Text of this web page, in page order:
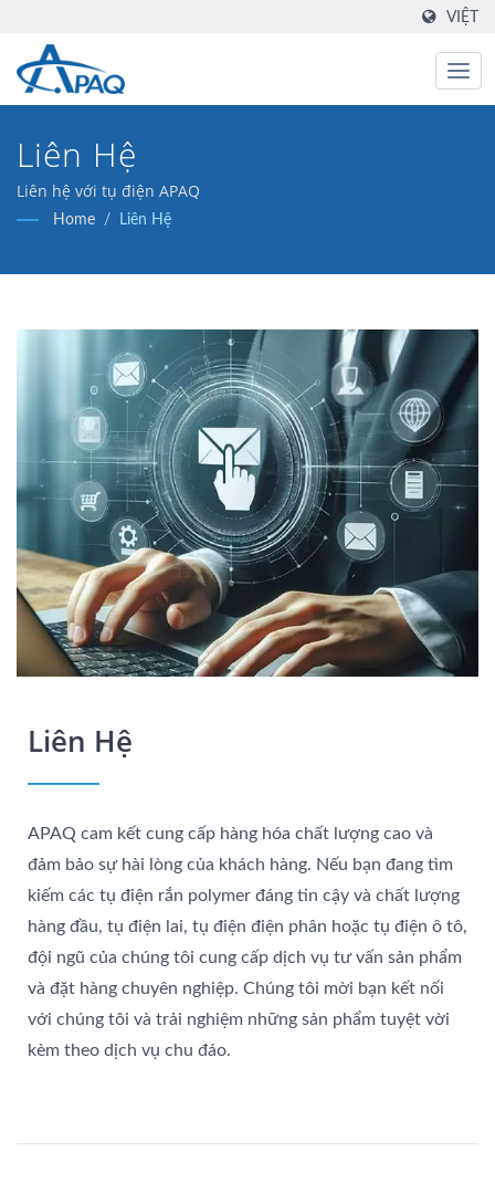
VIỆT
Liên Hệ
Liên hệ với tụ điện APAQ
Home / Liên Hệ
Liên Hệ
APAQ cam kết cung cấp hàng hóa chất lượng cao và
đảm bảo sự hài lòng của khách hàng. Nếu bạn đang tìm
kiếm các tụ điện rắn polymer đáng tin cậy và chất lượng
hàng đầu, tụ điện lai, tụ điện điện phân hoặc tụ điện ô tô,
đội ngũ của chúng tôi cung cấp dịch vụ tư vấn sản phẩm
và đặt hàng chuyên nghiệp. Chúng tôi mời bạn kết nối
với chúng tôi và trải nghiệm những sản phẩm tuyệt vời
kèm theo dịch vụ chu đáo.